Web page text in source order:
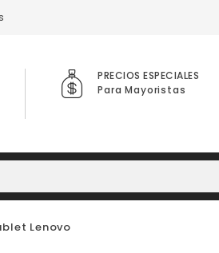
PRECIOS ESPECIALES
Para Mayoristas
Lenovo